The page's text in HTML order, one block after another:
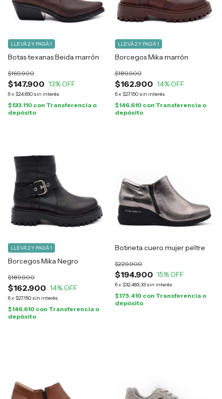
Botas texanas Beida marrón
$147.900
$169.900
13% OFF
6x $24.650 sin interés
LLEVÁ 2 Y PAGÁ 1
$133.110 con Transferencia o
depósito
Borcegos Mika marrón
$162.900
$189.900
14% OFF
6x $27.150 sin interés
LLEVÁ 2 Y PAGÁ 1
$146.610 con Transferencia o
depósito
Borcegos Mika Negro
$162.900
$189.900
14% OFF
6x $27.150 sin interés
LLEVÁ 2 Y PAGÁ 1
$146.610 con Transferencia o
depósito
Botineta cuero mujer peltre
$194.900
$229.900
15% OFF
6x $32.483,33 sin interés
$175.410 con Transferencia o
depósito